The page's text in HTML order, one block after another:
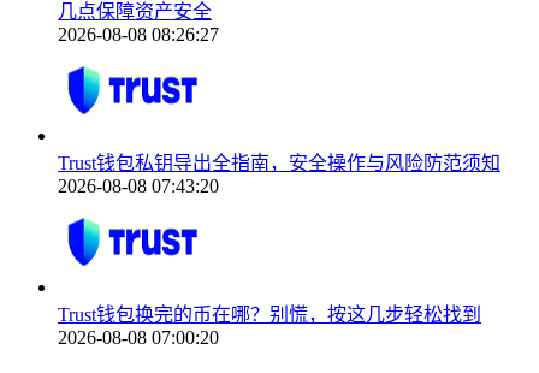
几点保障资产安全
2026-08-08 08:26:27
Trust钱包私钥导出全指南，安全操作与风险防范须知
2026-08-08 07:43:20
Trust钱包换完的币在哪？别慌，按这几步轻松找到
2026-08-08 07:00:20